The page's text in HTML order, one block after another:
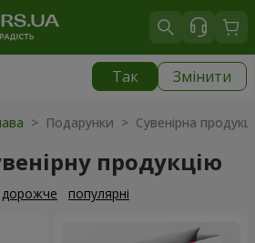
Так Змінити
> Подарунки > Сувенірна
продукцію
дорожче популярні